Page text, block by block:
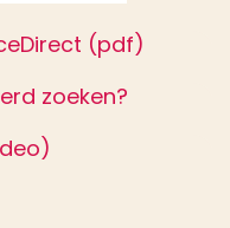
(pdf)
zoeken?